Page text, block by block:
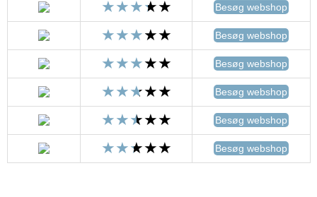
Besøg webshop
Besøg webshop
Besøg webshop
Besøg webshop
Besøg webshop
Besøg webshop